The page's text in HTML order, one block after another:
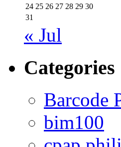
24 25 26 27 28 29 30
31
« Jul
Categories
Barcode
bim100